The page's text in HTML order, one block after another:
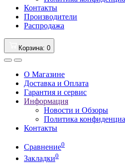
Контакты
Производители
Распродажа
Корзина: 0
О Магазине
Доставка и Оплата
Гарантия и сервис
Информация
Новости и Обзоры
Политика
Контакты
Сравнение0
Закладки0